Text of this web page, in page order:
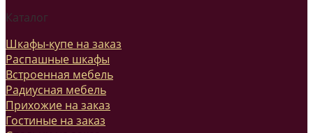
Каталог
Шкафы-купе на заказ
Распашные шкафы
Встроенная мебель
Радиусная мебель
Прихожие на заказ
Гостиные на заказ